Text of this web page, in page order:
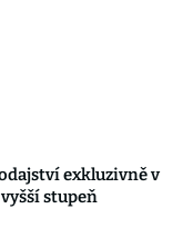
exkluzivně v
stupeň